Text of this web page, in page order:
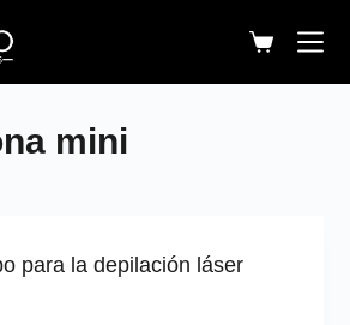
mini
para la depilación láser